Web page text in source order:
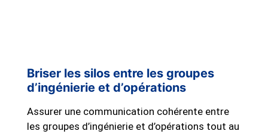
Briser les silos entre les groupes
d’ingénierie et d’opérations
Assurer une communication cohérente entre
les groupes d’ingénierie et d’opérations tout au